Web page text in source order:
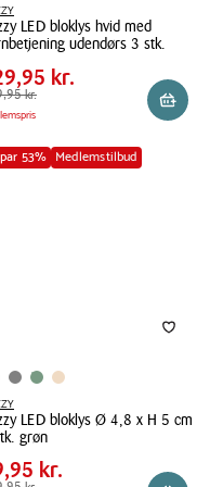
LED bloklys hvid med
udendørs 3 stk.
129,95 kr.
170,00 kr.
kr.
kr.
53% Medlemstilbud
LED bloklys Ø 4,8 x H 5 cm
grøn69,95 kr.
80,00 kr.
kr.